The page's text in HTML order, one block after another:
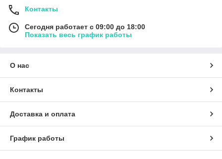
Контакты
Сегодня работает с 09:00 до 18:00
Показать весь график работы
О нас
Контакты
Доставка и оплата
График работы